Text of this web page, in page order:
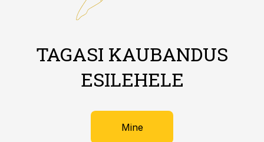
TAGASI KAUBANDUS
ESILEHELE
Mine